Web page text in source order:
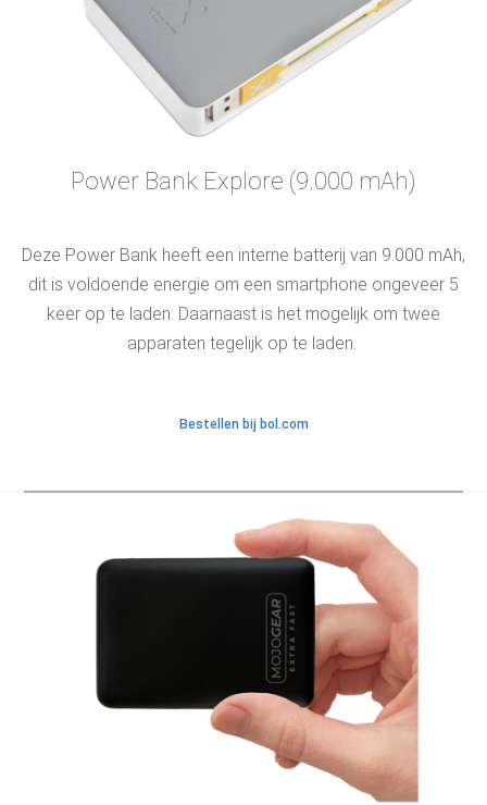
Power Bank Explore (9.000 mAh)
Deze Power Bank heeft een interne batterij van 9.000 mAh,
dit is voldoende energie om een smartphone ongeveer 5
keer op te laden. Daarnaast is het mogelijk om twee
apparaten tegelijk op te laden.
Bestellen bij bol.com